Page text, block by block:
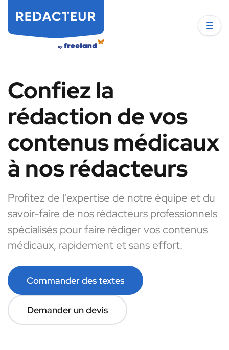
Confiez la
rédaction de vos
contenus médicaux
à nos rédacteurs
Profitez de l'expertise de notre équipe et du
savoir-faire de nos rédacteurs professionnels
spécialisés pour faire rédiger vos contenus
médicaux, rapidement et sans effort.
Commander des textes
Demander un devis